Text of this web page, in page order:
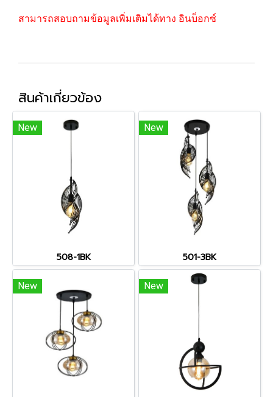
สามารถสอบถามข้อมูลเพิ่มเติมได้ทาง อินบ็อกซ์
สินค้าเกี่ยวข้อง
New
508-1BK
New
501-3BK
New New